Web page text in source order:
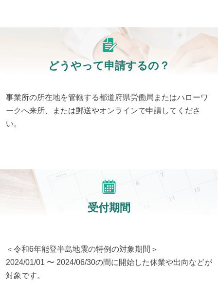
どうやって申請するの？
事業所の所在地を管轄する都道府県労働局またはハローワ
ークへ来所、または郵送やオンラインで申請してくださ
い。
受付期間
＜令和6年能登半島地震の特例の対象期間＞
2024/01/01 〜 2024/06/30の間に開始した休業や出向などが
対象です。